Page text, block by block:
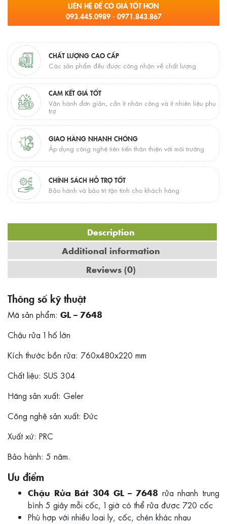
LIÊN HỆ ĐỂ CÓ GIÁ TỐT HƠN
093.445.0989 - 0971.843.867
CHẤT LƯỢNG CAO CẤP
Các sản phẩm đều được công nhận về chất lượng
CAM KẾT GIÁ TỐT
Vận hành đơn giản, cần ít nhân công và ít nhiên liệu phụ
trợ
GIAO HÀNG NHANH CHÓNG
Áp dụng công nghệ tiên tiến thân thiện với môi trường
CHÍNH SÁCH HỖ TRỢ TỐT
Bảo hành và bảo trì tận tình cho khách hàng
Description
Additional information
Reviews (0)
Thông số kỹ thuật
Mã sản phẩm: GL – 7648
Chậu rửa 1 hố lớn
Kích thước bồn rửa: 760x480x220 mm
Chất liệu: SUS 304
Hãng sản xuất: Geler
Công nghệ sản xuất: Đức
Xuất xứ: PRC
Bảo hành: 5 năm.
Ưu điểm
Chậu Rửa Bát 304 GL – 7648 rửa nhanh trung
bình 5 giây mỗi cốc, 1 giờ có thể rửa được 720 cốc
Phù hợp với nhiều loại ly, cốc, chén khác nhau